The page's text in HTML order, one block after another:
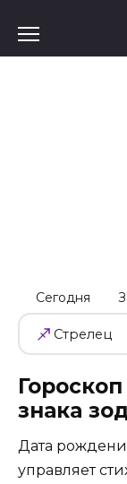
содержанию
Сегодня
Стрелец
знака
Дата
управляет